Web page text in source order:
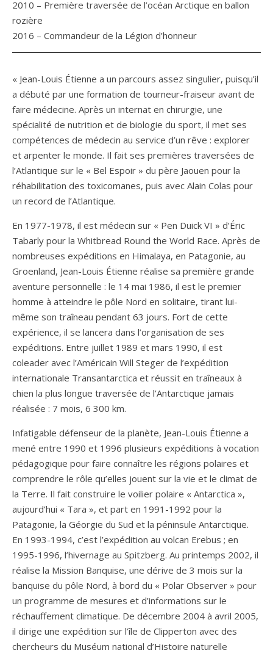
2010 – Première traversée de l’océan Arctique en ballon
rozière
2016 – Commandeur de la Légion d’honneur
« Jean-Louis Étienne a un parcours assez singulier, puisqu’il
a débuté par une formation de tourneur-fraiseur avant de
faire médecine. Après un internat en chirurgie, une
spécialité de nutrition et de biologie du sport, il met ses
compétences de médecin au service d’un rêve : explorer
et arpenter le monde. Il fait ses premières traversées de
l’Atlantique sur le « Bel Espoir » du père Jaouen pour la
réhabilitation des toxicomanes, puis avec Alain Colas pour
un record de l’Atlantique.
En 1977-1978, il est médecin sur « Pen Duick VI » d’Éric
Tabarly pour la Whitbread Round the World Race. Après de
nombreuses expéditions en Himalaya, en Patagonie, au
Groenland, Jean-Louis Étienne réalise sa première grande
aventure personnelle : le 14 mai 1986, il est le premier
homme à atteindre le pôle Nord en solitaire, tirant lui-
même son traîneau pendant 63 jours. Fort de cette
expérience, il se lancera dans l’organisation de ses
expéditions. Entre juillet 1989 et mars 1990, il est
coleader avec l’Américain Will Steger de l’expédition
internationale Transantarctica et réussit en traîneaux à
chien la plus longue traversée de l’Antarctique jamais
réalisée : 7 mois, 6 300 km.
Infatigable défenseur de la planète, Jean-Louis Étienne a
mené entre 1990 et 1996 plusieurs expéditions à vocation
pédagogique pour faire connaître les régions polaires et
comprendre le rôle qu’elles jouent sur la vie et le climat de
la Terre. Il fait construire le voilier polaire « Antarctica »,
aujourd’hui « Tara », et part en 1991-1992 pour la
Patagonie, la Géorgie du Sud et la péninsule Antarctique.
En 1993-1994, c’est l’expédition au volcan Erebus ; en
1995-1996, l’hivernage au Spitzberg. Au printemps 2002, il
réalise la Mission Banquise, une dérive de 3 mois sur la
banquise du pôle Nord, à bord du « Polar Observer » pour
un programme de mesures et d’informations sur le
réchauffement climatique. De décembre 2004 à avril 2005,
il dirige une expédition sur l’île de Clipperton avec des
chercheurs du Muséum national d’Histoire naturelle